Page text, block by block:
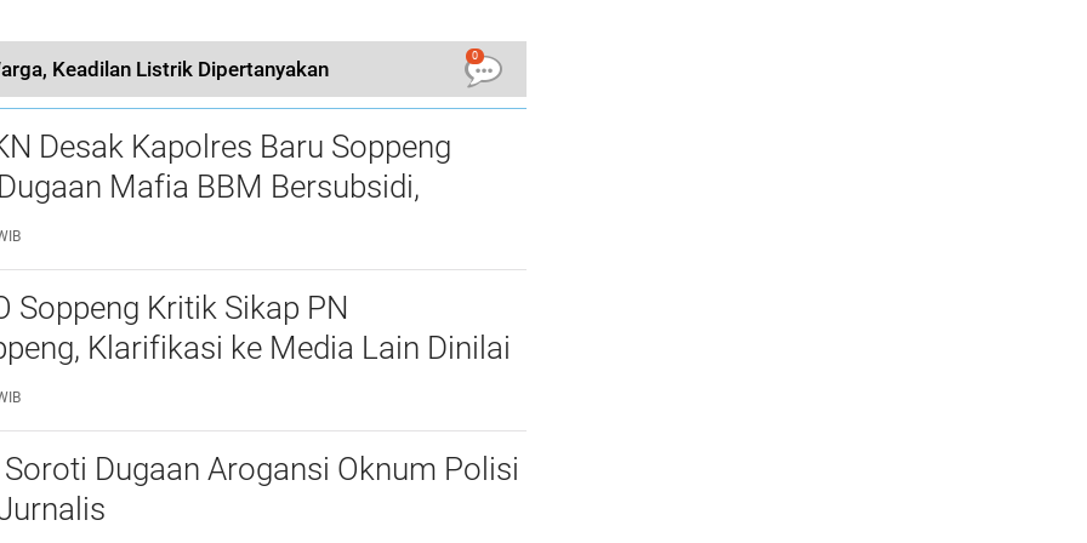
Keadilan Listrik Dipertanyakan
0
Desak Kapolres Baru Soppeng
Mafia BBM Bersubsidi,
Jadi Sorotan
Soppeng Kritik Sikap PN
Klarifikasi ke Media Lain Dinilai
Keterbukaan Informasi
Soroti Dugaan Arogansi Oknum Polisi